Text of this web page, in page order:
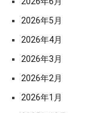
2026年5月
2026年4月
2026年3月
2026年2月
2026年1月